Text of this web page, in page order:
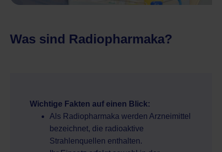
Was sind Radiopharmaka?
Wichtige Fakten auf einen Blick:
Als Radiopharmaka werden Arzneimittel
bezeichnet, die radioaktive
Strahlenquellen enthalten.